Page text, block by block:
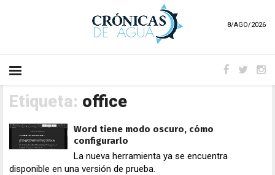
8/AGO/2026
Etiqueta: office
Word tiene modo oscuro, cómo
configurarlo
La nueva herramienta ya se encuentra
disponible en una versión de prueba.